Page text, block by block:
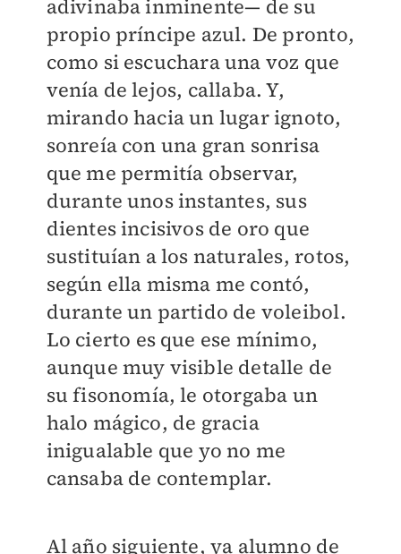
adivinaba inminente— de su
propio príncipe azul. De pronto,
como si escuchara una voz que
venía de lejos, callaba. Y,
mirando hacia un lugar ignoto,
sonreía con una gran sonrisa
que me permitía observar,
durante unos instantes, sus
dientes incisivos de oro que
sustituían a los naturales, rotos,
según ella misma me contó,
durante un partido de voleibol.
Lo cierto es que ese mínimo,
aunque muy visible detalle de
su fisonomía, le otorgaba un
halo mágico, de gracia
inigualable que yo no me
cansaba de contemplar.
Al año siguiente, ya alumno de